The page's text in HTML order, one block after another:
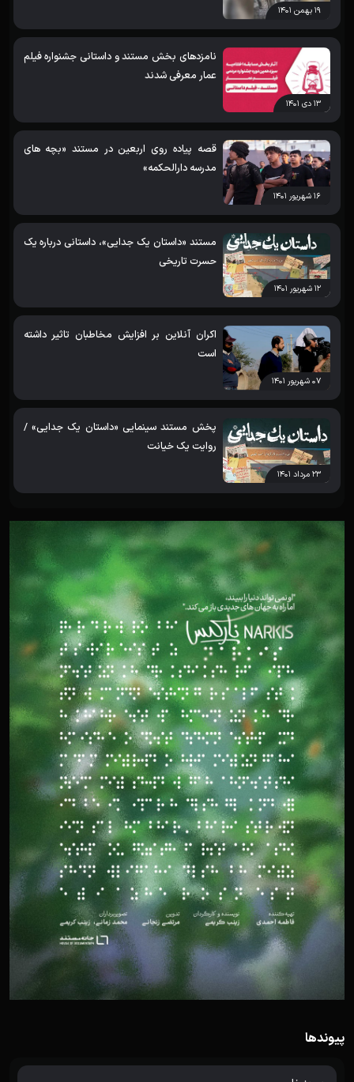
پیوندها
۱۹ بهمن ۱۴۰۱
۱۳ دی ۱۴۰۱
نامزدهای بخش مستند و داستانی جشنواره فیلم
عمار معرفی شدند
۱۶ شهریور ۱۴۰۱
قصه پیاده روی اربعین در مستند «بچه های
مدرسه دارالحکمه»
۱۲ شهریور ۱۴۰۱
مستند «داستان یک جدایی»، داستانی درباره یک
حسرت تاریخی
۰۷ شهریور ۱۴۰۱
اکران آنلاین بر افزایش مخاطبان تاثیر داشته
است
۲۳ مرداد ۱۴۰۱
پخش مستند سینمایی «داستان یک جدایی» /
روایت یک خیانت